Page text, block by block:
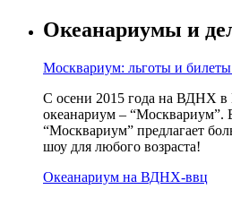
Океанариумы и
Москвариум: льготы и
С осени 2015 года на ВДНХ в
океанариум – “Москвариум”.
“Москвариум” предлагает
шоу для любого возраста!
Океанариум на ВДНХ-ввц